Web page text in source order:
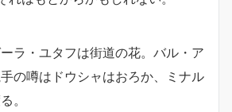
ラ・ユタフは街道の花。バル・ア
の噂はドウシャはおろか、ミナル
。